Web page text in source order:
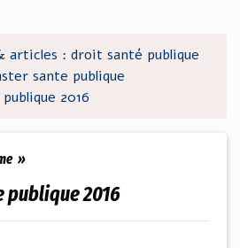
articles : droit santé publique
sante publique
2016
»
publique 2016